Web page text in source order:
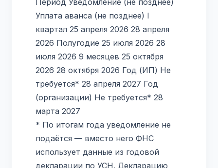
Период Уведомление (не позднее)
Уплата аванса (не позднее) I
квартал 25 апреля 2026 28 апреля
2026 Полугодие 25 июля 2026 28
июля 2026 9 месяцев 25 октября
2026 28 октября 2026 Год (ИП) Не
требуется* 28 апреля 2027 Год
(организации) Не требуется* 28
марта 2027
* По итогам года уведомление не
подаётся — вместо него ФНС
использует данные из годовой
декларации по УСН. Декларацию